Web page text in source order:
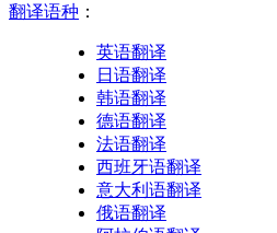
翻译语种 ：
英语翻译
日语翻译
韩语翻译
德语翻译
法语翻译
西班牙语翻译
意大利语翻译
俄语翻译